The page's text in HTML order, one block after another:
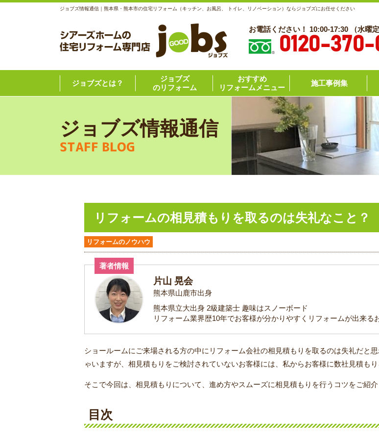
ジョブズ情報通信｜熊本県・熊本市の住宅リフォーム（キッチン、お風呂、 トイレ、リノベーション）ならジョブズにお任せください
お電話ください！ 10:00-17:30 （水曜定
0120-370-
ジョブズとは？
ジョブズ
のリフォーム
おすすめ
リフォームメニュー
施工事例集
ジョブズ情報通信
STAFF BLOG
リフォームの相見積もりを取るのは失礼なこと？
リフォームのノウハウ
著者情報
片山 晃会
熊本県山鹿市出身
熊本県立大出身 2級建築士 趣味はスノーボード
リフォーム業界歴10年でお客様が分かりやすくリフォームが出来る
ショールームにご来場される方の中にリフォーム会社の相見積もりを取るのは失礼だと
ゃいますが、相見積もりをご検討されていないお客様には、私からお客様に数社見積も
そこで今回は、相見積もりについて、進め方やスムーズに相見積もりを行うコツをご紹介
目次